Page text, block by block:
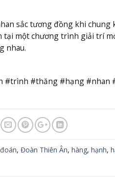
sắc tương đồng khi
tại một chương trình giải trí
nhau.
#trình #thăng #hạng #nhan
đoán, Đoàn Thiên Ân, hàng, hạnh,